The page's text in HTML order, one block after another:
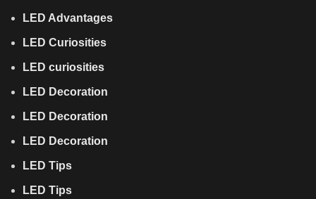
LED Advantages
LED Curiosities
LED curiosities
LED Decoration
LED Decoration
LED Decoration
LED Tips
LED Tips